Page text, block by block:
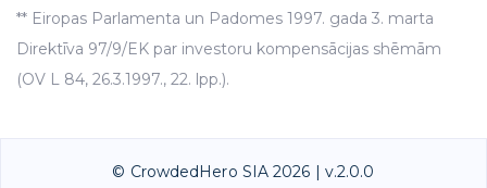
** Eiropas Parlamenta un Padomes 1997. gada 3. marta
Direktīva 97/9/EK par investoru kompensācijas shēmām
(OV L 84, 26.3.1997., 22. lpp.).
© CrowdedHero SIA 2026 | v.2.0.0